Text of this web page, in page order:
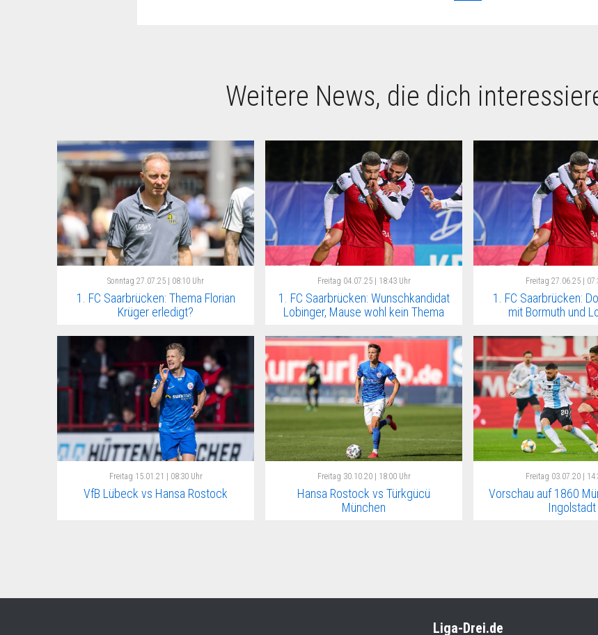
Weitere News, die dich
Sonntag 27.07.25 | 08:10 Uhr
1. FC Saarbrücken: Thema Florian
Krüger erledigt?
Freitag 04.07.25 | 18:43 Uhr
1. FC Saarbrücken: Wunschkandidat
Lobinger, Mause wohl kein Thema
Freitag 27.06.25 |
1. FC Saarbrücken:
mit Bormuth und
Freitag 15.01.21 | 08:30 Uhr
VfB Lübeck vs Hansa Rostock
Freitag 30.10.20 | 18:00 Uhr
Hansa Rostock vs Türkgücü
München
Freitag 03.07.20 |
Vorschau auf 1860
Ingolstadt
Liga-Drei.de